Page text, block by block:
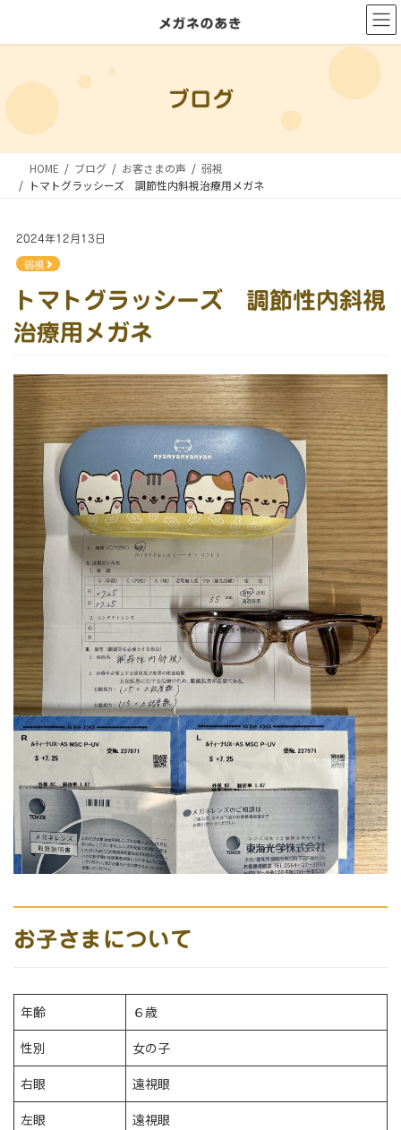
ン
ツ
ー
シ
ブログ
HOME ブログ お客さまの声
弱視
トマトグラッシーズ 調節性内斜視治療用メガネ
2024年12月13日
弱視
トマトグラッシーズ 調節性内斜視
治療用メガネ
お子さまについて
年齢
６歳
性別
女の子
右眼
遠視眼
左眼
遠視眼